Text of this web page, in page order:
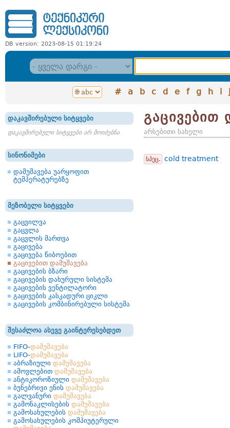
DB version: 2023-08-15 01:19:24
# a b c d e f g h i j
დაკავშირებული სიტყვები
დაკავშირებული სიტყვები არ მოიძებნა
სინონიმები
დამუშავება უარყოფით
ტემპერატურებზე
მეზობელი სიტყვები
გაცვილვა
გაცვლა
გაცვლის მართვა
გაცივება
გაცივება წიბოებით
გაცივებით დამუშავება
გაცივების ბზარი
გაცივების დახურული სისტემა
გაცივების ვენტილატორი
გაცივების კასკადური ციკლი
გაცივების კომბინირებული სისტემა
შესაძლოა ასევე გაინტერესებდეთ
FIFO-დამუშავება
LIFO-დამუშავება
აბრაზიული დამუშავება
ამოვლებით დამუშავება
ანტიკოროზიული დამუშავება
ბუნებრივი ენის დამუშავება
გალვანური დამუშავება
გამონაკლისების დამუშავება
გამოსახულების დამუშავება
გამოსახულების კომპიუტერული
გაცივებით
არსებითი სახელი
სპეც. cold treatment